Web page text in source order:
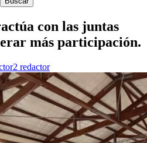
con las juntas
más participación.
redactor